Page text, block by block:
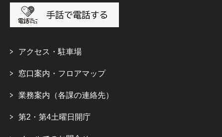
アクセス・駐車場
窓口案内・フロアマップ
業務案内（各課の連絡先）
第2・第4土曜日開庁